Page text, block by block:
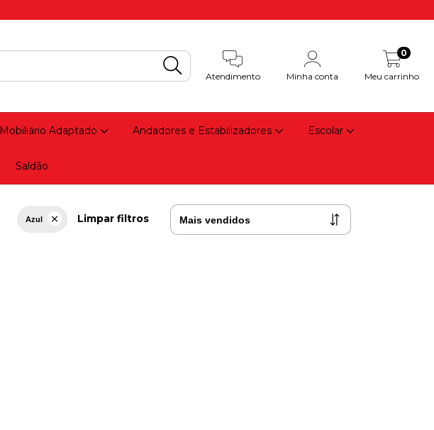
Atendimento Minha conta Meu carrinho
0
Mobiliário Adaptado Andadores e Estabilizadores Escolar
Saldão
Azul Limpar filtros